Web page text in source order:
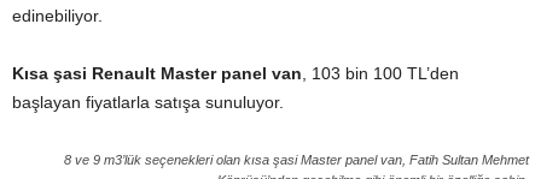
edinebiliyor.
Kısa şasi Renault Master panel van , 103 bin 100 TL’den
başlayan fiyatlarla satışa sunuluyor.
8 ve 9 m3’lük seçenekleri olan kısa şasi Master panel van, Fatih Sultan Mehmet